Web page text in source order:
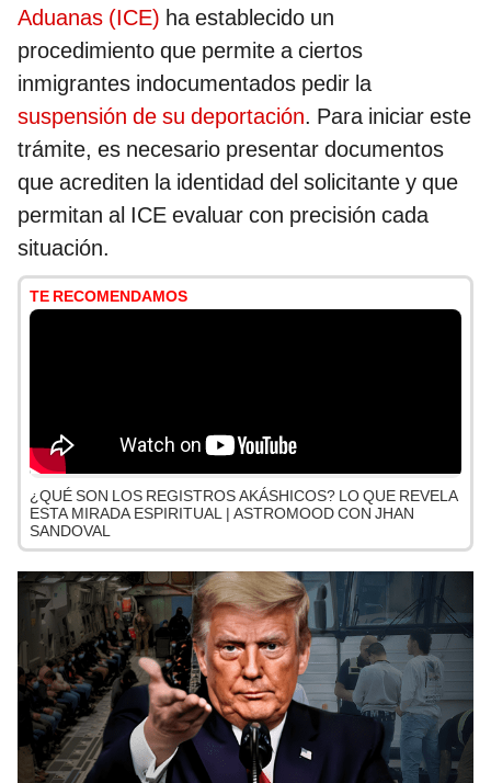
Aduanas (ICE) ha establecido un
procedimiento que permite a ciertos
inmigrantes indocumentados pedir la
suspensión de su deportación. Para iniciar este
trámite, es necesario presentar documentos
que acrediten la identidad del solicitante y que
permitan al ICE evaluar con precisión cada
situación.
TE RECOMENDAMOS
¿QUÉ SON LOS REGISTROS AKÁSHICOS? LO QUE REVELA
ESTA MIRADA ESPIRITUAL | ASTROMOOD CON JHAN
SANDOVAL